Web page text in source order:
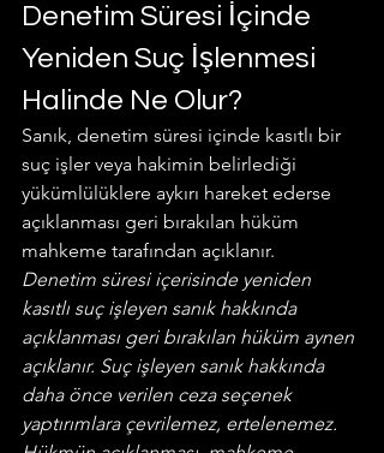
Denetim Süresi İçinde
Yeniden Suç İşlenmesi
Halinde Ne Olur?
Sanık, denetim süresi içinde kasıtlı bir
suç işler veya hakimin belirlediği
yükümlülüklere aykırı hareket ederse
açıklanması geri bırakılan hüküm
mahkeme tarafından açıklanır.
Denetim süresi içerisinde yeniden
kasıtlı suç işleyen sanık hakkında
açıklanması geri bırakılan hüküm aynen
açıklanır. Suç işleyen sanık hakkında
daha önce verilen ceza seçenek
yaptırımlara çevrilemez, ertelenemez.